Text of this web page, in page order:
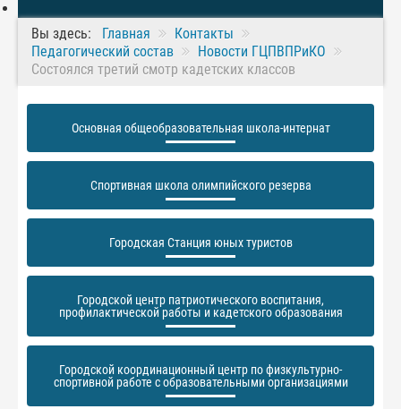
Вы здесь: Главная
Контакты
Педагогический состав
Новости ГЦПВПРиКО
Состоялся третий смотр кадетских классов
Основная общеобразовательная школа-интернат
Спортивная школа олимпийского резерва
Городская Станция юных туристов
Городской центр патриотического воспитания,
профилактической работы и кадетского образования
Городской координационный центр по физкультурно-
спортивной работе с образовательными организациями